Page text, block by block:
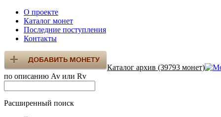
О проекте
Каталог монет
Последние поступления
Контакты
Каталог архив (39793 монет)
по описанию Av или Rv
Расширенный поиск